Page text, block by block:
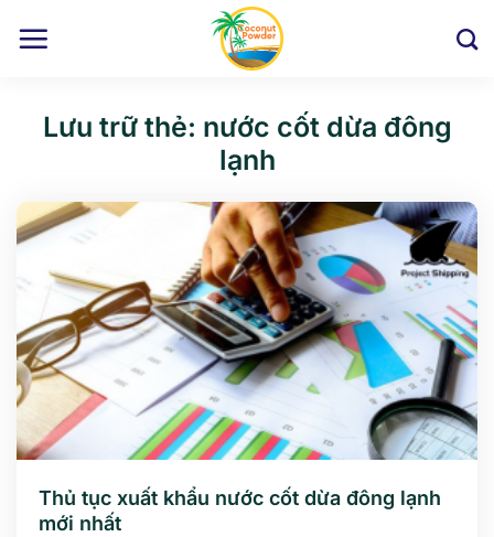
đến
Lưu trữ thẻ: nước cốt dừa đông
lạnh
Thủ tục xuất khẩu nước cốt dừa đông lạnh
mới nhất